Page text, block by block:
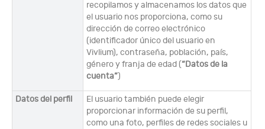
recopilamos y almacenamos los datos que
el usuario nos proporciona, como su
dirección de correo electrónico
(identificador único del usuario en
Vivlium), contraseña, población, país,
género y franja de edad (“Datos de la
cuenta”)
Datos del perfil
El usuario también puede elegir
proporcionar información de su perfil,
como una foto, perfiles de redes sociales u